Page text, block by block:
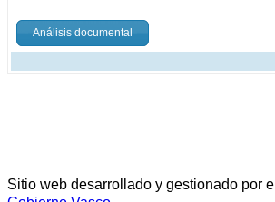
Análisis documental
Sitio web desarrollado y gestionado por el